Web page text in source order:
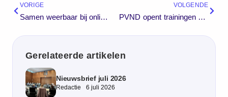
VORIGE
Samen weerbaar bij online haat i.s.m. Stem op een vrouw
VOLGENDE
PVND opent trainingen voor mensen met een licht verstandelijke beperking
Gerelateerde artikelen
Nieuwsbrief juli 2026
Redactie 6 juli 2026